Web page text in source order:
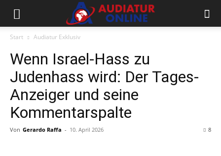
Start Audiatur Exklusiv
Wenn Israel-Hass zu
Judenhass wird: Der Tages-
Anzeiger und seine
Kommentarspalte
Von Gerardo Raffa - 10. April 2026 8